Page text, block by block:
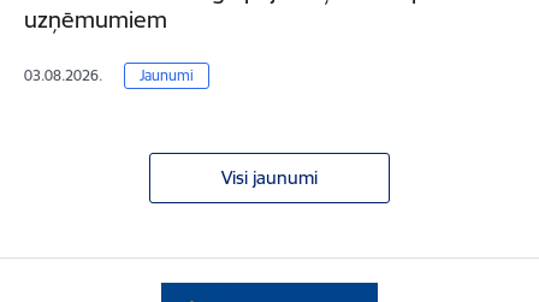
uzņēmumiem
03.08.2026. Jaunumi
Visi jaunumi